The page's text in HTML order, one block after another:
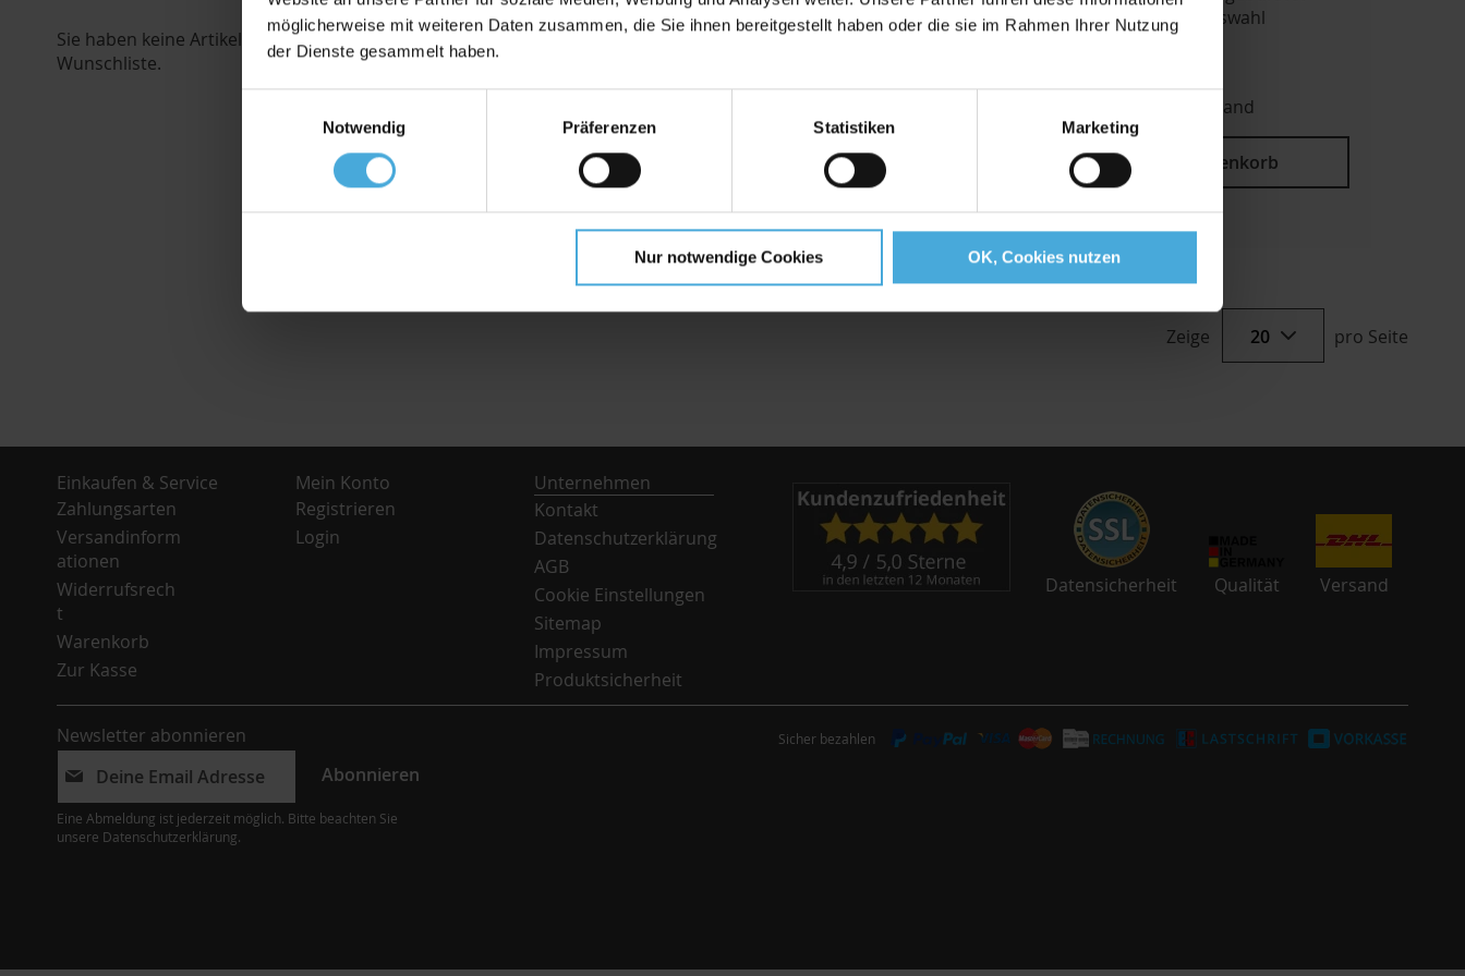
möglicherweise mit weiteren Daten zusammen, die Sie ihnen bereitgestellt haben oder die sie im Rahmen Ihrer Nutzung
der Dienste gesammelt haben.
Notwendig
Präferenzen Statistiken Marketing
Nur notwendige Cookies OK, Cookies nutzen
Modern, Format-Auswahl
In den Warenkorb
ZUR
Modern, Format-Auswahl
In den Warenkorb
ZUR
HINZUFÜGEN
Modern, Format-Auswahl
zzgl. Versand
In den Warenkorb
ZUR
HINZUFÜGEN
Zeige pro Seite
Sie haben keine Artikel auf Ihrer
Wunschliste.
Einkaufen & Service
Zahlungsarten
Versandinform
ationen
Widerrufsrech
t
Warenkorb
Zur Kasse
Mein Konto
Registrieren
Login
Unternehmen
Kontakt
Datenschutzerklärung
AGB
Cookie Einstellungen
Sitemap
Impressum
Produktsicherheit
Datensicherheit Qualität Versand
Newsletter abonnieren
Abonnieren
Eine Abmeldung ist jederzeit möglich. Bitte beachten Sie
unsere Datenschutzerklärung.
Sicher bezahlen